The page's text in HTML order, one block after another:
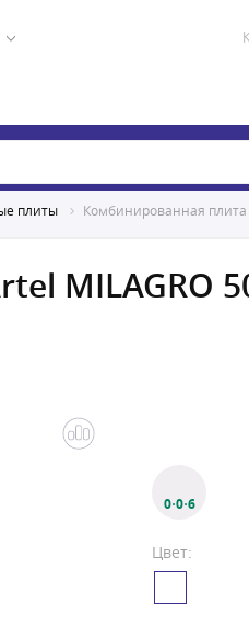
плиты Комбинированная плита
MILAGRO
0·0·6
Цвет: